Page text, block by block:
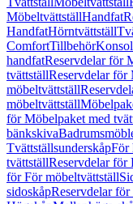
MöbeltvättställHandfat
HandfatHörntvättställ
ComfortTillbehörKonsol
handfatReservdelar för
tvättställReservdelar för
möbeltvättställ
möbeltvättställ
för Möbelpaket med
bänkskiva
TvättställsunderskåpFör
tvättställReservdelar för
för För möbeltvättställ
sidoskåpReservdelar